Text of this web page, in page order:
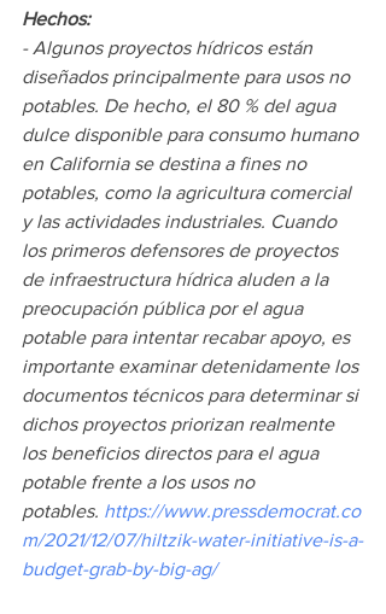
Hechos:
- Algunos proyectos hídricos están
diseñados principalmente para usos no
potables. De hecho, el 80 % del agua
dulce disponible para consumo humano
en California se destina a fines no
potables, como la agricultura comercial
y las actividades industriales. Cuando
los primeros defensores de proyectos
de infraestructura hídrica aluden a la
preocupación pública por el agua
potable para intentar recabar apoyo, es
importante examinar detenidamente los
documentos técnicos para determinar si
dichos proyectos priorizan realmente
los beneficios directos para el agua
potable frente a los usos no
potables. https://www.pressdemocrat.co
m/2021/12/07/hiltzik-water-initiative-is-a-
budget-grab-by-big-ag/